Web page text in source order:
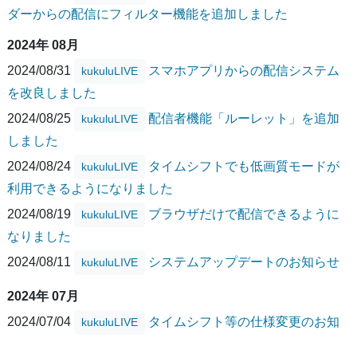
ダーからの配信にフィルター機能を追加しました
2024年 08月
2024/08/31
kukuluLIVE
スマホアプリからの配信システム
を改良しました
2024/08/25
kukuluLIVE
配信者機能「ルーレット」を追加
しました
2024/08/24
kukuluLIVE
タイムシフトでも低画質モードが
利用できるようになりました
2024/08/19
kukuluLIVE
ブラウザだけで配信できるように
なりました
2024/08/11
kukuluLIVE システムアップデートのお知らせ
2024年 07月
2024/07/04
kukuluLIVE
タイムシフト等の仕様変更のお知